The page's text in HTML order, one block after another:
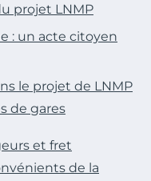
projet LNMP
: un acte citoyen
le projet de LNMP
de gares
et fret
de la